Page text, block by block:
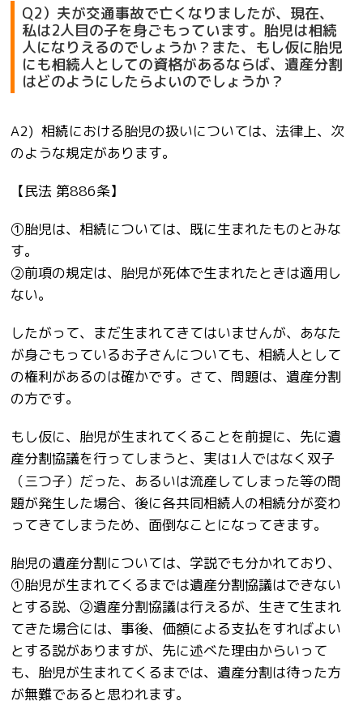
Q2）夫が交通事故で亡くなりましたが、現在、
私は2人目の子を身ごもっています。胎児は相続
人になりえるのでしょうか？また、もし仮に胎児
にも相続人としての資格があるならば、遺産分割
はどのようにしたらよいのでしょうか？
A2) 相続における胎児の扱いについては、法律上、次
のような規定があります。
【民法 第886条】
①胎児は、相続については、既に生まれたものとみな
す。
②前項の規定は、胎児が死体で生まれたときは適用し
ない。
したがって、まだ生まれてきてはいませんが、あなた
が身ごもっているお子さんについても、相続人として
の権利があるのは確かです。さて、問題は、遺産分割
の方です。
もし仮に、胎児が生まれてくることを前提に、先に遺
産分割協議を行ってしまうと、実は1 人ではなく双子
（三つ子）だった、あるいは流産してしまった等の問
題が発生した場合、後に各共同相続人の相続分が変わ
ってきてしまうため、面倒なことになってきます。
胎児の遺産分割については、学説でも分かれており、
①胎児が生まれてくるまでは遺産分割協議はできない
とする説、②遺産分割協議は行えるが、生きて生まれ
てきた場合には、事後、価額による支払をすればよい
とする説がありますが、先に述べた理由からいって
も、胎児が生まれてくるまでは、遺産分割は待った方
が無難であると思われます。